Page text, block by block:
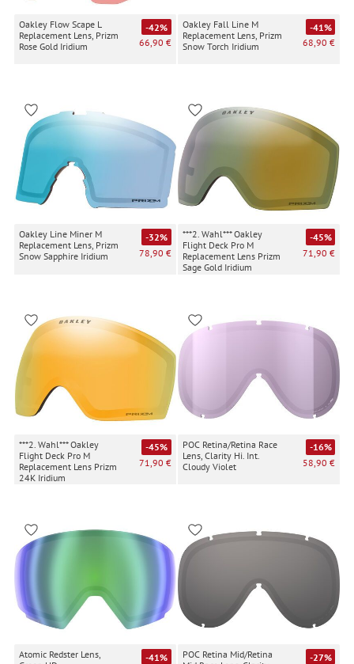
Oakley Flow Scape L
Replacement Lens, Prizm
Rose Gold Iridium
-42%
66,90 €
Oakley Fall Line M
Replacement Lens, Prizm
Snow Torch Iridium
-41%
68,90 €
Oakley Line Miner M
Replacement Lens, Prizm
Snow Sapphire Iridium
-32%
78,90 €
***2. Wahl*** Oakley
Flight Deck Pro M
Replacement Lens Prizm
Sage Gold Iridium
-45%
71,90 €
***2. Wahl*** Oakley
Flight Deck Pro M
Replacement Lens Prizm
24K Iridium
-45%
71,90 €
POC Retina/Retina Race
Lens, Clarity Hi. Int.
Cloudy Violet
-16%
58,90 €
Atomic Redster Lens,
-41%
POC Retina Mid/Retina
-27%